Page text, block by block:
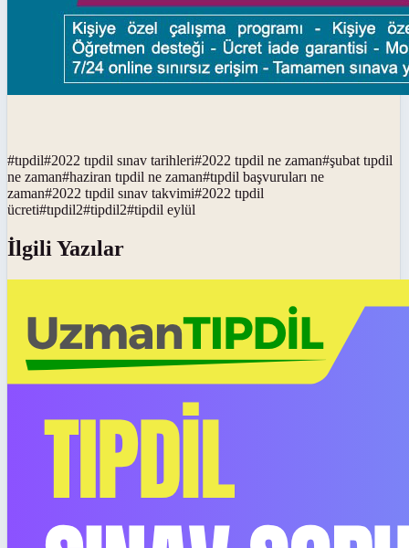
#tıpdil#2022 tıpdil sınav tarihleri#2022 tıpdil ne zaman#şubat tıpdil
ne zaman#haziran tıpdil ne zaman#tıpdil başvuruları ne
zaman#2022 tıpdil sınav takvimi#2022 tıpdil
ücreti#tıpdil2#tipdil2#tipdil eylül
İlgili Yazılar